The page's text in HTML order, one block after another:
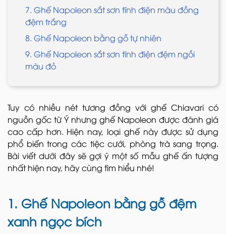
7. Ghế Napoleon sắt sơn tĩnh điện màu đồng
đệm trắng
8. Ghế Napoleon bằng gỗ tự nhiên
9. Ghế Napoleon sắt sơn tĩnh điện đệm ngồi
màu đỏ
Tuy có nhiều nét tương đồng với ghế Chiavari có
nguồn gốc từ Ý nhưng ghế Napoleon được đánh giá
cao cấp hơn. Hiện nay, loại ghế này được sử dụng
phổ biến trong các tiệc cưới, phòng trà sang trọng.
Bài viết dưới đây sẽ gợi ý một số mẫu ghế ấn tượng
nhất hiện nay, hãy cùng tìm hiểu nhé!
1. Ghế Napoleon bằng gỗ đệm
xanh ngọc bích